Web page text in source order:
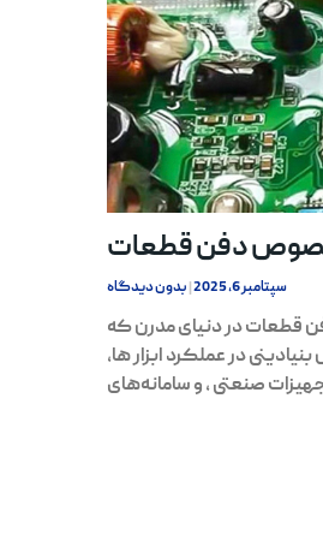
دفن قطعات
سپتامبر 6, 2025 بدون دیدگاه
قطعات در دنیای مدرن که
در عملکرد ابزار ها،
صنعتی ، و سامانه‌های